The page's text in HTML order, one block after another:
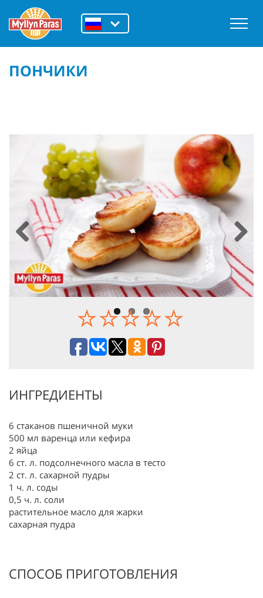
ПОНЧИКИ
Previous Next
ИНГРЕДИЕНТЫ
6 стаканов пшеничной муки
500 мл варенца или кефира
2 яйца
6 ст. л. подсолнечного масла в тесто
2 ст. л. сахарной пудры
1 ч. л. соды
0,5 ч. л. соли
растительное масло для жарки
сахарная пудра
СПОСОБ ПРИГОТОВЛЕНИЯ